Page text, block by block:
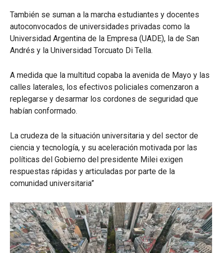
También se suman a la marcha estudiantes y docentes
autoconvocados de universidades privadas como la
Universidad Argentina de la Empresa (UADE), la de San
Andrés y la Universidad Torcuato Di Tella.
A medida que la multitud copaba la avenida de Mayo y las
calles laterales, los efectivos policiales comenzaron a
replegarse y desarmar los cordones de seguridad que
habían conformado.
La crudeza de la situación universitaria y del sector de
ciencia y tecnología, y su aceleración motivada por las
políticas del Gobierno del presidente Milei exigen
respuestas rápidas y articuladas por parte de la
comunidad universitaria”